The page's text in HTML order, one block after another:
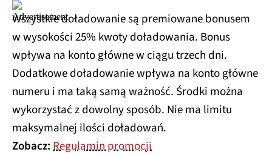
Wszystkie doładowanie są premiowane bonusem
w wysokości 25% kwoty doładowania. Bonus
wpływa na konto główne w ciągu trzech dni.
Dodatkowe doładowanie wpływa na konto główne
numeru i ma taką samą ważność. Środki można
wykorzystać z dowolny sposób. Nie ma limitu
maksymalnej ilości doładowań.
Zobacz:Regulamin promocji